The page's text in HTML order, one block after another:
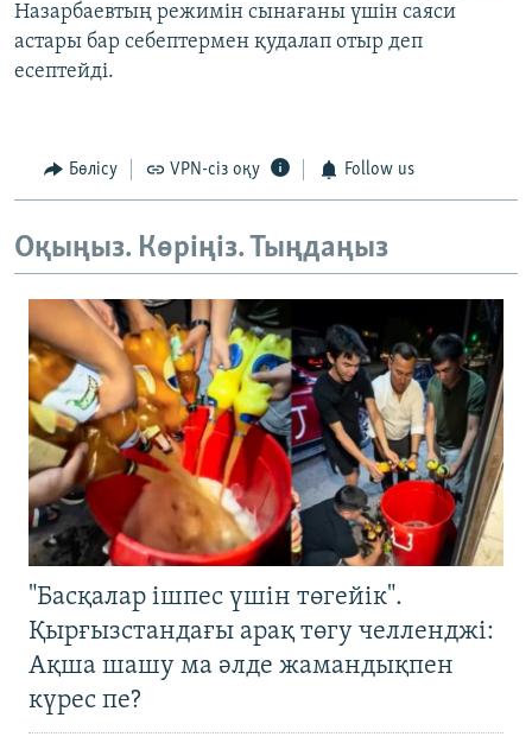
Назарбаевтың режимін сынағаны үшін саяси
астары бар себептермен қудалап отыр деп
есептейді.
Бөлісу VPN-сіз оқу Follow us
Оқыңыз. Көріңіз. Тыңдаңыз
"Басқалар ішпес үшін төгейік".
Қырғызстандағы арақ төгу челленджі:
Ақша шашу ма әлде жамандықпен
күрес пе?